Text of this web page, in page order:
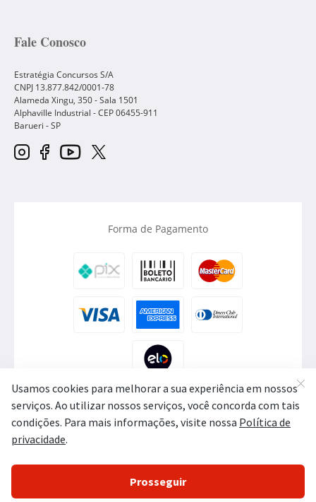
Fale Conosco
Estratégia Concursos S/A
CNPJ 13.877.842/0001-78
Alameda Xingu, 350 - Sala 1501
Alphaville Industrial - CEP06455-911
Barueri -SP
Forma de Pagamento